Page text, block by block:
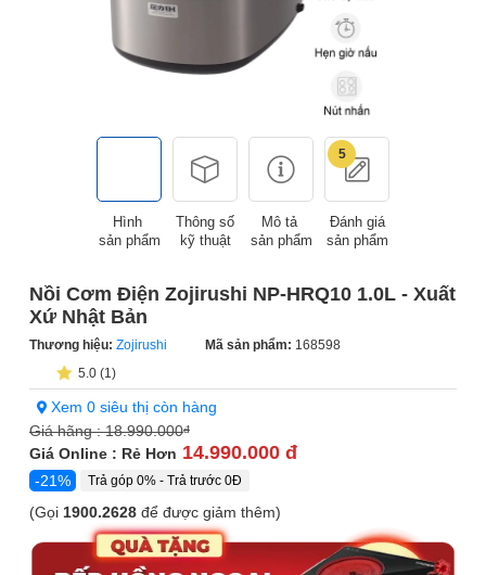
Hình
sản phẩm
Thông số
kỹ thuật
Mô tả
sản phẩm
5
Đánh giá
sản phẩm
Nồi Cơm Điện Zojirushi NP-HRQ10 1.0L - Xuất
Xứ Nhật Bản
Thương hiệu: Zojirushi Mã sản phẩm: 168598
5.0 (1)
Xem 0 siêu thị còn hàng
Giá hãng :18.990.000đ
Giá Online : Rẻ Hơn 14.990.000 đ
-21% Trả góp 0% - Trả trước 0Đ
(Gọi 1900.2628 để được giảm thêm)